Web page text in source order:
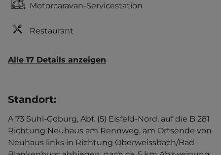
Motorcaravan-Servicestation
Restaurant
Alle 17 Details anzeigen
Standort:
A 73 Suhl-Coburg, Abf. (5) Eisfeld-Nord, auf die B 281
Richtung Neuhaus am Rennweg, am Ortsende von
Neuhaus links in Richtung Oberweissbach/Bad